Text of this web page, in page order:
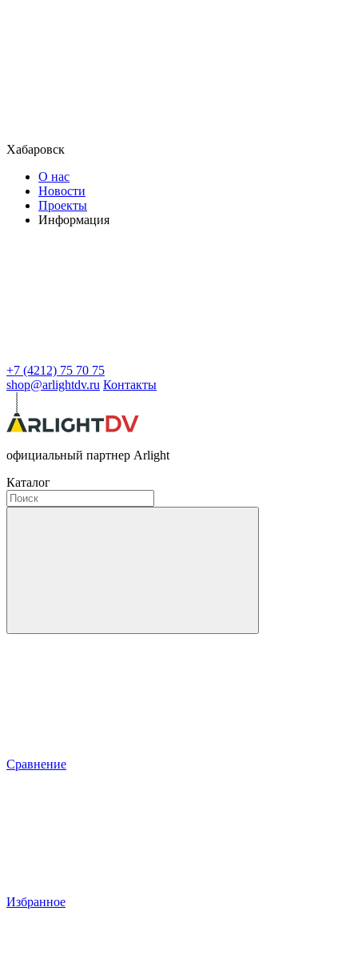
Хабаровск
О нас
Новости
Проекты
Информация
+7 (4212) 75 70 75
shop@arlightdv.ru Контакты
официальный партнер Arlight
Каталог
Сравнение
Избранное